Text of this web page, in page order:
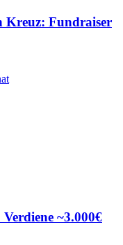
Kreuz: Fundraiser
~3.000€